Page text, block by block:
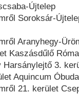
Újtelep
Soroksár-
Aranyhegy-
Kaszásdűlő
3.
Aquincum Óbuda
21. kerület